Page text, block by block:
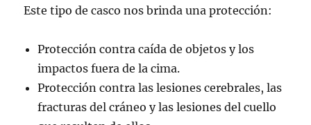
Este tipo de casco nos brinda una protección:
Protección contra caída de objetos y los
impactos fuera de la cima.
Protección contra las lesiones cerebrales, las
fracturas del cráneo y las lesiones del cuello